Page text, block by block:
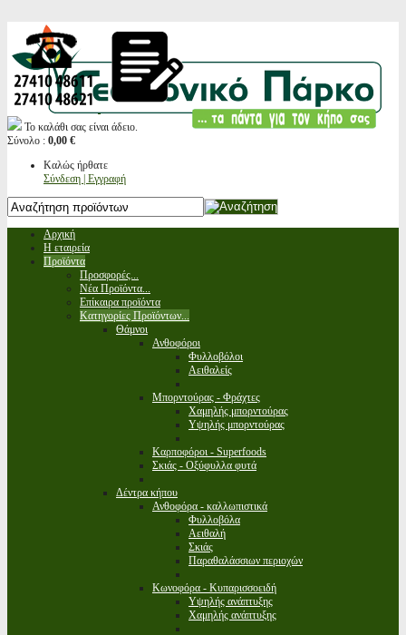
Το καλάθι σας είναι άδειο.
Σύνολο : 0,00 €
Καλώς ήρθατε
Σύνδεση | Εγγραφή
Αρχική
Η εταιρεία
Προϊόντα
Προσφορές...
Νέα Προϊόντα...
Επίκαιρα προϊόντα
Κατηγορίες Προϊόντων...
Θάμνοι
Ανθοφόροι
Φυλλοβόλοι
Αειθαλείς
Μπορντούρας - Φράχτες
Χαμηλής μπορντούρας
Υψηλής μπορντούρας
Καρποφόροι - Superfoods
Σκιάς - Οξύφυλλα φυτά
Δέντρα κήπου
Ανθοφόρα - καλλωπιστικά
Φυλλοβόλα
Αειθαλή
Σκιάς
Παραθαλάσσιων περιοχών
Κωνοφόρα - Κυπαρισσοειδή
Υψηλής ανάπτυξης
Χαμηλής ανάπτυξης